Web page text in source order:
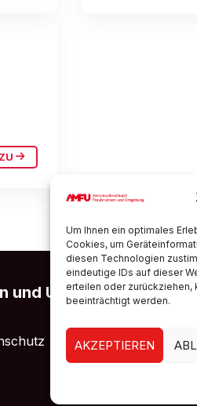
Um Ihnen ein optimales
Cookies, um
diesen Technologien
eindeutige IDs auf dieser
erteilen oder zurückziehen,
beeinträchtigt werden.
AKZEPTIEREN
und Umgebung